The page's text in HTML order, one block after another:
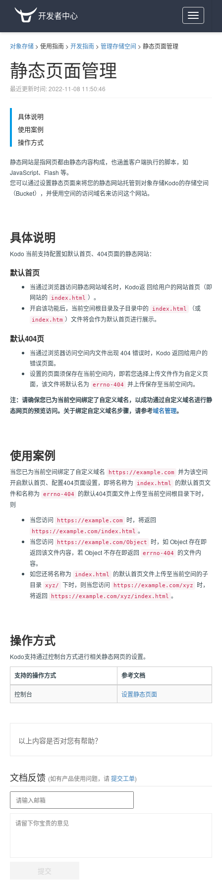
Toggle
navigation
开发者中心
对象存储 > 使用指南 > 开发指南 > 管理存储空间 > 静态页面管理
静态页面管理
最近更新时间: 2022-11-08 11:50:46
具体说明
使用案例
操作方式
静态网站是指网页都由静态内容构成，也涵盖客户端执行的脚本，如
JavaScript、Flash 等。
您可以通过设置静态页面来将您的静态网站托管到对象存储Kodo的存储空间
（Bucket），并使用空间的访问域名来访问这个网站。
具体说明
Kodo 当前支持配置如默认首页、404页面的静态网站：
默认首页
当通过浏览器访问静态网站域名时，Kodo返 回给用户的网站首页（即
网站的
index.html ）。
开启该功能后，当前空间根目录及子目录中的
index.html （或
index.htm ）文件将会作为默认首页进行展示。
默认404页
当通过浏览器访问空间内文件出现 404 错误时，Kodo 返回给用户的
错误页面。
设置的页面须保存在当前空间内，即若您选择上传文件作为自定义页
面，该文件将默认名为
errno-404 并上传保存至当前空间内。
注：请确保您已为当前空间绑定了自定义域名，以成功通过自定义域名进行静
态网页的预览访问。关于绑定自定义域名步骤，请参考域名管理。
使用案例
当您已为当前空间绑定了自定义域名 https://example.com
并为该空间
开启默认首页、配置404页面设置，即将名称为
index.html
的默认首页文
件和名称为
errno-404
的默认404页面文件上传至当前空间根目录下时，
则
当您访问
https://example.com 时，将返回
https://example.com/index.html 。
当您访问
https://example.com/Object
时，如 Object 存在即
返回该文件内容，若 Object 不存在即返回
errno-404
的文件内
容。
如您还将名称为
index.html
的默认首页文件上传至当前空间的子
目录 xyz/ 下时，则当您访问 https://example.com/xyz
时，
将返回
https://example.com/xyz/index.html 。
操作方式
Kodo支持通过控制台方式进行相关静态网页的设置。
支持的操作方式 参考文档
控制台 设置静态页面
以上内容是否对您有帮助？
文档反馈 (如有产品使用问题，请提交工单)
提交